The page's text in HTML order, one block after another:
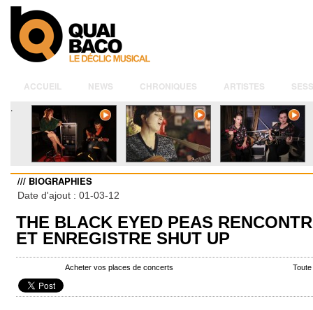
ACCUEIL NEWS CHRONIQUES ARTISTES
.
/// BIOGRAPHIES
Date d'ajout : 01-03-12
THE BLACK EYED PEAS
ET ENREGISTRE SHUT UP
Acheter vos places de concerts